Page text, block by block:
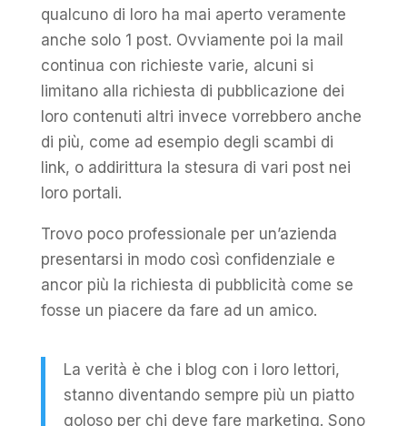
qualcuno di loro ha mai aperto veramente
anche solo 1 post. Ovviamente poi la mail
continua con richieste varie, alcuni si
limitano alla richiesta di pubblicazione dei
loro contenuti altri invece vorrebbero anche
di più, come ad esempio degli scambi di
link, o addirittura la stesura di vari post nei
loro portali.
Trovo poco professionale per un’azienda
presentarsi in modo così confidenziale e
ancor più la richiesta di pubblicità come se
fosse un piacere da fare ad un amico.
La verità è che i blog con i loro lettori,
stanno diventando sempre più un piatto
goloso per chi deve fare marketing. Sono